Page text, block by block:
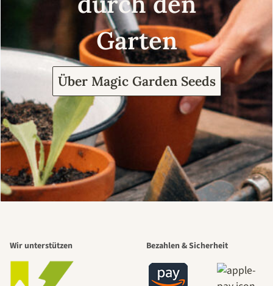
Garten
Über Magic Garden Seeds
Wir unterstützen Bezahlen & Sicherheit